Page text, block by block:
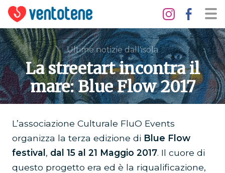
Ultime notizie dall'isola
La streetart incontra il
mare: Blue Flow 2017
L’associazione Culturale FluO Events
organizza la terza edizione di Blue Flow
festival , dal 15 al 21 Maggio 2017. Il cuore di
questo progetto era ed è la riqualificazione,